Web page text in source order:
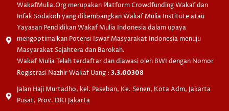
WakafMulia.Org merupakan Platform Crowdfunding Wakaf dan
Infak Sodakoh yang dikembangkan Wakaf Mulia Institute atau
Yayasan Pendidikan Wakaf Mulia Indonesia dalam upaya
mengoptimalkan Potensi Iswaf Masyarakat Indonesia menuju
Masyarakat Sejahtera dan Barokah.
Wakaf Mulia Telah terdaftar dan diawasi oleh BWI dengan Nomor
Registrasi Nazhir Wakaf Uang : 3.3.00308
Jalan Haji Murtadho, kel. Paseban, Ke. Senen, Kota Adm, Jakarta
Pusat, Prov. DKI Jakarta